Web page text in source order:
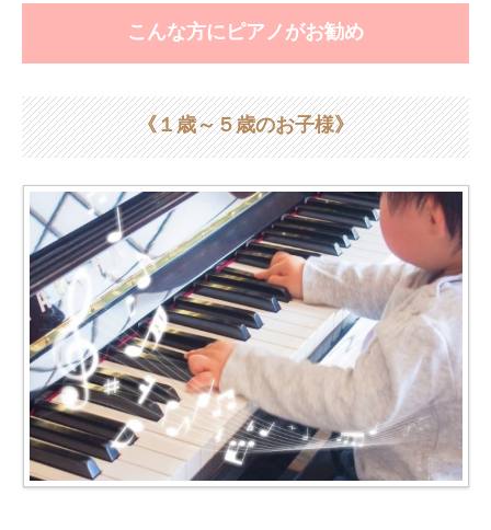
こんな方にピアノがお勧め
《１歳～５歳のお子様》